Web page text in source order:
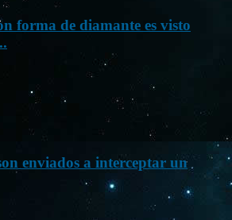
forma de diamante es visto
enviados a interceptar un